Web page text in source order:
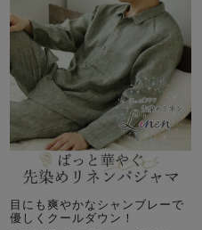
春 夏
サッカー/ちぢみ 楊
柳
ニット/ス
柄物
ャマ
インナーウェア 生活
ズボン単品
SDGsの取り組み
目にも爽やかなシャンブレーで
優しくクールダウン！